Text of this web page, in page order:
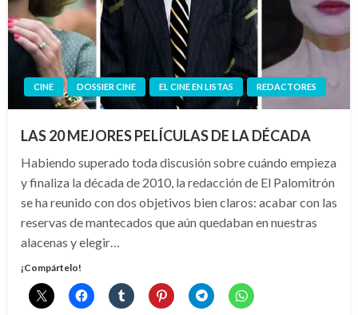
CINE DOSSIER CINE EL CINE EN LISTAS REDACTORES
LAS 20 MEJORES PELÍCULAS DE LA DÉCADA
Habiendo superado toda discusión sobre cuándo empieza
y finaliza la década de 2010, la redacción de El Palomitrón
se ha reunido con dos objetivos bien claros: acabar con las
reservas de mantecados que aún quedaban en nuestras
alacenas y elegir…
¡Compártelo!